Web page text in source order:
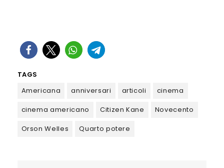
TAGS
Americana
anniversari articoli
cinema
cinema americano
Citizen Kane
Novecento
Orson Welles
Quarto potere